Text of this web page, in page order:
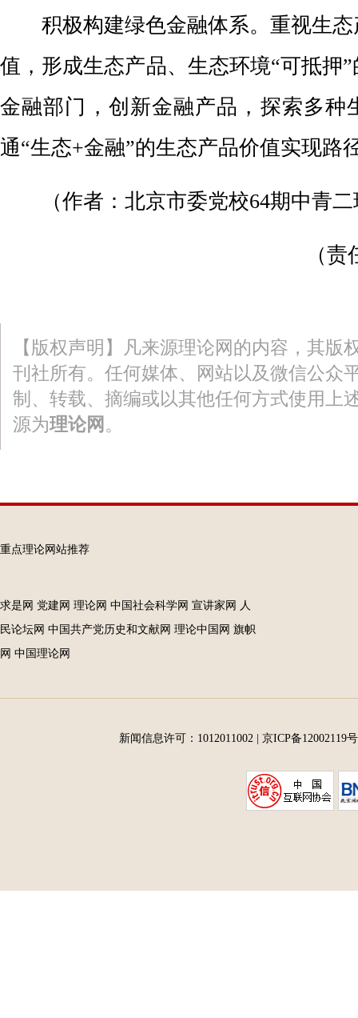
积极构建绿色金融体系。 重视生
值，形成生态产品、生态环境“可抵押
金融部门，创新金融产品，探索多种
通“生态+金融”的生态产品价值实现路
（作者：北京市委党校64期中青
（
【版权声明】凡来源理论网的内容，其版
刊社所有。任何媒体、网站以及微信公众
制、转载、摘编或以其他任何方式使用上
源为理论网 。
重点理论网站推荐
求是网 党建网 理论网 中国社会科学网 宣讲家网 人
民论坛网 中国共产党历史和文献网 理论中国网 旗帜
网 中国理论网
新闻信息许可：1012011002 京ICP备12002119号